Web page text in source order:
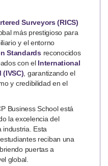
Surveyors (RICS)
más prestigioso para
y el entorno
Standards reconocidos
con el International
, garantizando el
y credibilidad en el
Business School está
la excelencia del
industria. Esta
reciban una
puertas a
global.